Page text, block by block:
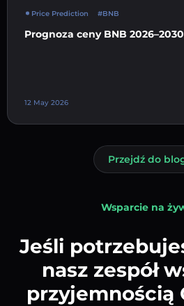
Price Prediction #BNB
Prognoza ceny BNB 2026–2030
12 May 2026
Przejdź do
Wsparcie na
Jeśli
nasz zespół
przyjemnością